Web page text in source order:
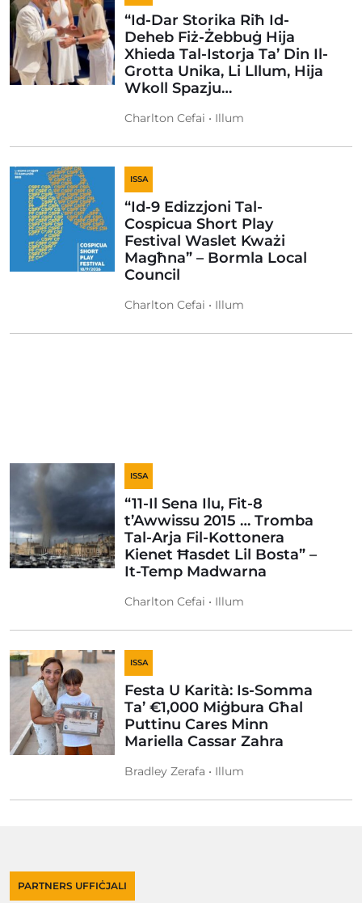
“Id-Dar Storika Riħ Id-
Deheb Fiż-Żebbuġ Hija
Xhieda Tal-Istorja Ta’ Din Il-
Grotta Unika, Li Lllum, Hija
Wkoll Spazju…
Charlton Cefai • Illum
ISSA
“Id-9 Edizzjoni Tal-
Cospicua Short Play
Festival Waslet Kważi
Magħna” – Bormla Local
Council
Charlton Cefai • Illum
ISSA
“11-Il Sena Ilu, Fit-8
t’Awwissu 2015 … Tromba
Tal-Arja Fil-Kottonera
Kienet Ħasdet Lil Bosta” –
It-Temp Madwarna
Charlton Cefai • Illum
ISSA
Festa U Karità: Is-Somma
Ta’ €1,000 Miġbura Għal
Puttinu Cares Minn
Mariella Cassar Zahra
Bradley Zerafa • Illum
PARTNERS UFFIĊJALI